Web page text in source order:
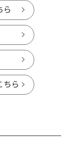
ら
ちら